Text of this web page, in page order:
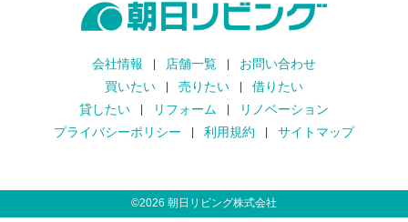
会社情報 店舗一覧
お問い合わせ
買いたい
売りたい
借りたい
貸したい
リフォーム
リノベーション
プライバシーポリシー
利用規約 サイトマップ
©2026 朝日リビング株式会社